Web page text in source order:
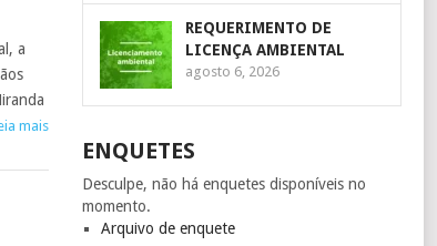
a
mais
REQUERIMENTO DE
LICENÇA AMBIENTAL
agosto 6, 2026
ENQUETES
Desculpe, não há enquetes disponíveis no
momento.
Arquivo de enquete